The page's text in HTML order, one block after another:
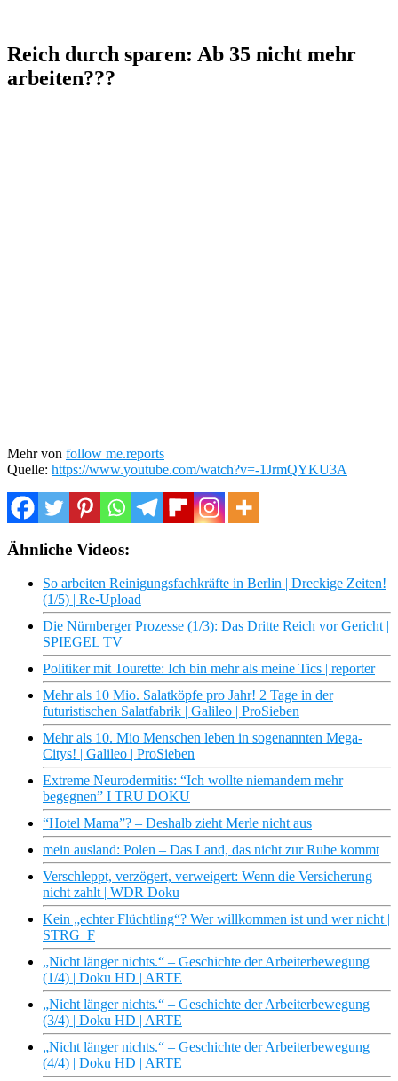
Reich durch sparen: Ab 35 nicht mehr
arbeiten???
Mehr von follow me.reports
Quelle: https://www.youtube.com/watch?v=-1JrmQYKU3A
Ähnliche Videos:
So arbeiten Reinigungsfachkräfte in Berlin | Dreckige Zeiten!
(1/5) | Re-Upload
Die Nürnberger Prozesse (1/3): Das Dritte Reich vor Gericht |
SPIEGEL TV
Politiker mit Tourette: Ich bin mehr als meine Tics | reporter
Mehr als 10 Mio. Salatköpfe pro Jahr! 2 Tage in der
futuristischen Salatfabrik | Galileo | ProSieben
Mehr als 10. Mio Menschen leben in sogenannten Mega-
Citys! | Galileo | ProSieben
Extreme Neurodermitis: “Ich wollte niemandem mehr
begegnen” I TRU DOKU
“Hotel Mama”? – Deshalb zieht Merle nicht aus
mein ausland: Polen – Das Land, das nicht zur Ruhe kommt
Verschleppt, verzögert, verweigert: Wenn die Versicherung
nicht zahlt | WDR Doku
Kein „echter Flüchtling“? Wer willkommen ist und wer nicht |
STRG_F
„Nicht länger nichts.“ – Geschichte der Arbeiterbewegung
(1/4) | Doku HD | ARTE
„Nicht länger nichts.“ – Geschichte der Arbeiterbewegung
(3/4) | Doku HD | ARTE
„Nicht länger nichts.“ – Geschichte der Arbeiterbewegung
(4/4) | Doku HD | ARTE